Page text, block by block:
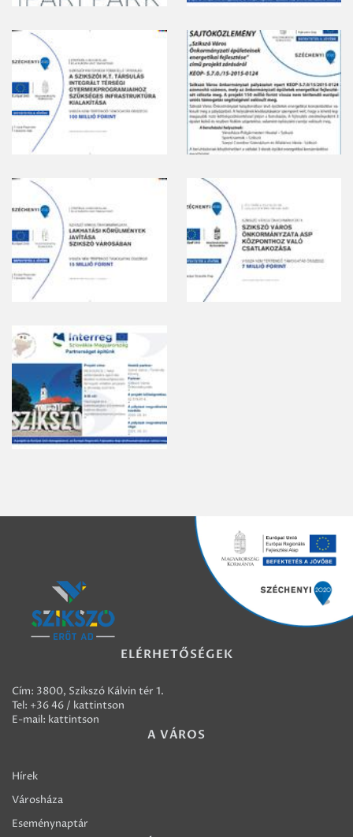
ELÉRHETŐSÉGEK
Cím: 3800, Szikszó Kálvin tér 1.
Tel: +36 46 / kattintson
E-mail: kattintson
A VÁROS
Hírek
Városháza
Eseménynaptár